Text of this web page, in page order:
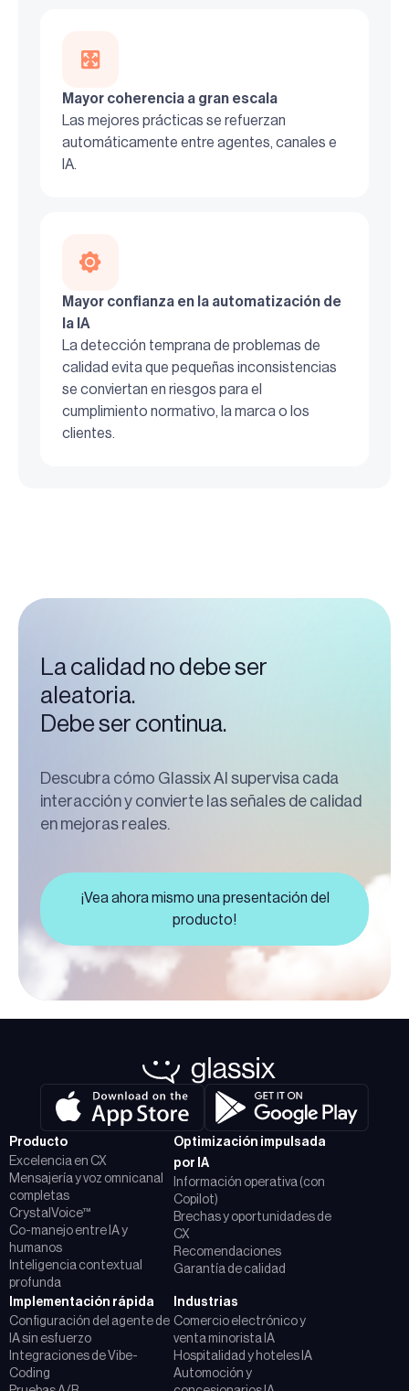
Mayor coherencia a gran escala
Las mejores prácticas se refuerzan
automáticamente entre agentes, canales e
IA.
Mayor confianza en la automatización de
la IA
La detección temprana de problemas de
calidad evita que pequeñas inconsistencias
se conviertan en riesgos para el
cumplimiento normativo, la marca o los
clientes.
La calidad no debe ser
aleatoria.
Debe ser continua.
Descubra cómo Glassix AI supervisa cada
interacción y convierte las señales de calidad
en mejoras reales.
¡Vea ahora mismo una presentación del
producto!
Producto
Excelencia en CX
Mensajería y voz omnicanal
completas
CrystalVoice™
Co-manejo entre IA y
humanos
Inteligencia contextual
profunda
Optimización impulsada
por IA
Información operativa (con
Copilot)
Brechas y oportunidades de
CX
Recomendaciones
Garantía de calidad
Implementación rápida
Configuración del agente de
IA sin esfuerzo
Integraciones de Vibe-
Coding
Industrias
Comercio electrónico y
venta minorista IA
Hospitalidad y hoteles IA
Automoción y